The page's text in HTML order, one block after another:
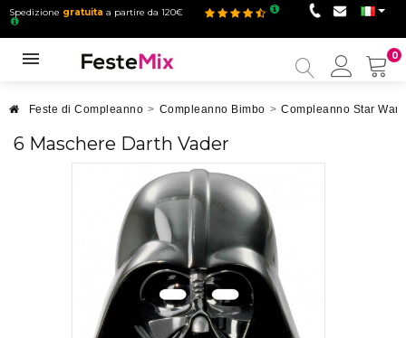
Spedizione gratuita a partire da 120€
0
mio
Feste di Compleanno > Compleanno Bimbo > Compleanno Star Wars
6 Maschere Darth Vader